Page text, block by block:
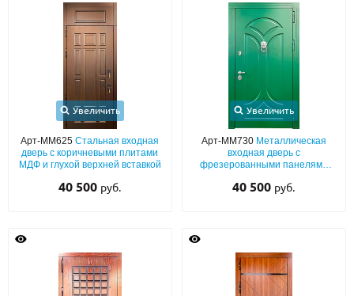
Увеличить
Арт-ММ625Стальная входная
дверь с коричневыми плитами
МДФ и глухой верхней вставкой
40 500 руб.
Увеличить
Арт-ММ730 Металлическая
входная дверь с
фрезерованными панелями
хромированным кнокером
40 500 руб.